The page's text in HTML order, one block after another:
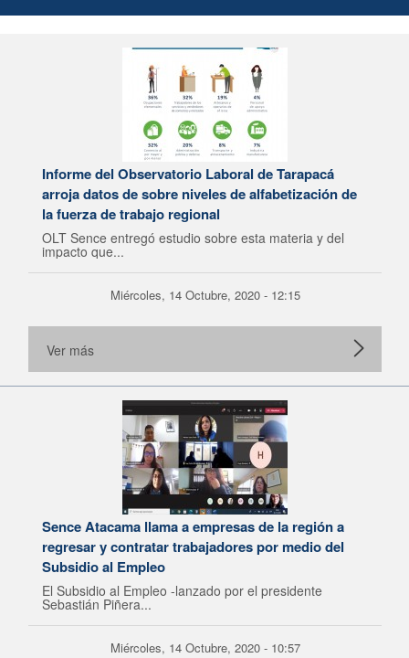
Informe del Observatorio Laboral de Tarapacá
arroja datos de sobre niveles de alfabetización de
la fuerza de trabajo regional
OLT Sence entregó estudio sobre esta materia y del
impacto que...
Miércoles, 14 Octubre, 2020 - 12:15
Ver más
Sence Atacama llama a empresas de la región a
regresar y contratar trabajadores por medio del
Subsidio al Empleo
El Subsidio al Empleo -lanzado por el presidente
Sebastián Piñera...
Miércoles, 14 Octubre, 2020 - 10:57